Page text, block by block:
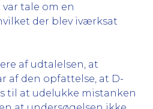
tale om en
der blev iværksat
af udtalelsen, at
af den opfattelse, at D-
til at udelukke mistanken